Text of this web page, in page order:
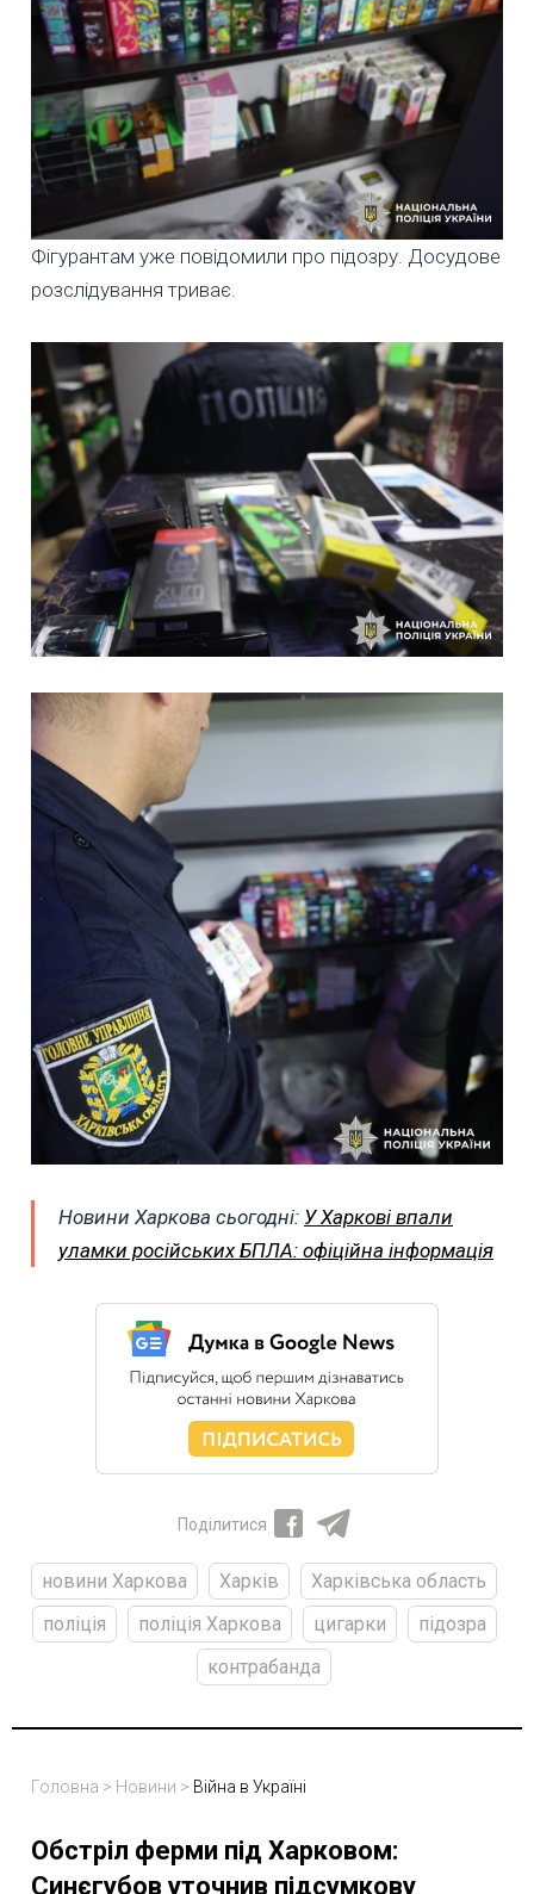
Фігурантам уже повідомили про підозру. Досудове
розслідування триває.
Новини Харкова сьогодні: У Харкові впали
уламки російських БПЛА: офіційна інформація
Поділитися
новини Харкова Харків
Харківська область
поліція
поліція Харкова цигарки
підозра
контрабанда
Головна > Новини > Війна в Україні
Обстріл ферми під Харковом:
Синєгубов уточнив підсумкову